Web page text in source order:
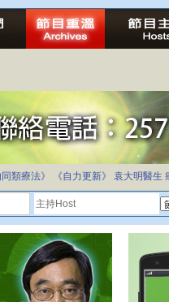
全民學卷制
類療法》 《自力更新》 袁大明醫生